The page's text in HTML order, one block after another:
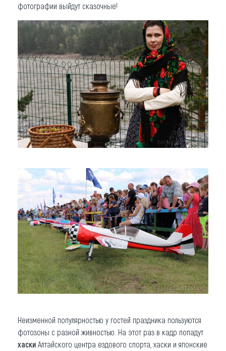
фотографии выйдут сказочные!
Неизменной популярностью у гостей праздника пользуются
фотозоны с разной живностью. На этот раз в кадр попадут
хаски Алтайского центра ездового спорта, хаски и японские